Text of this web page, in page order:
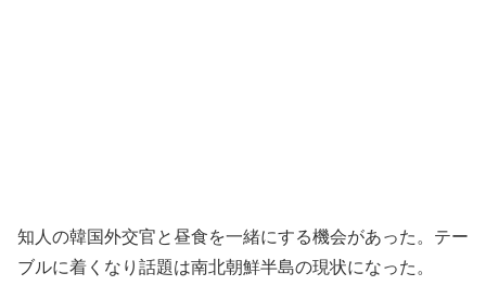
知人の韓国外交官と昼食を一緒にする機会があった。テー
ブルに着くなり話題は南北朝鮮半島の現状になった。